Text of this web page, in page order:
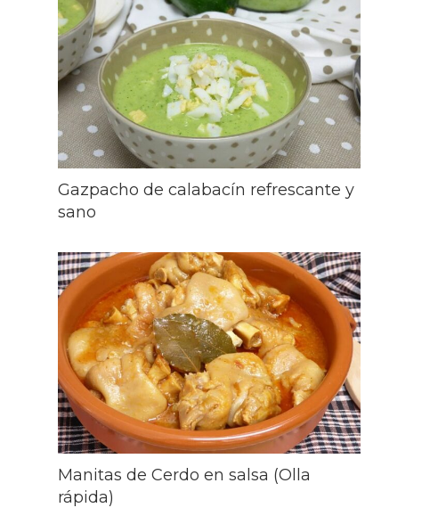
Gazpacho de calabacín refrescante y
sano
Manitas de Cerdo en salsa (Olla
rápida)